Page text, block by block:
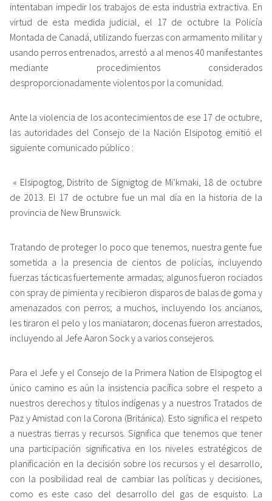
intentaban impedir los trabajos de esta industria extractiva. En
virtud de esta medida judicial, el 17 de octubre la Policía
Montada de Canadá, utilizando fuerzas con armamento militar y
usando perros entrenados, arrestó a al menos 40 manifestantes
mediante procedimientos considerados
desproporcionadamente violentos por la comunidad.
Ante la violencia de los acontecimientos de ese 17 de octubre,
las autoridades del Consejo de la Nación Elsipotog emitió el
siguiente comunicado público :
« Elsipogtog, Distrito de Signigtog de Mi’kmaki, 18 de octubre
de 2013. El 17 de octubre fue un mal día en la historia de la
provincia de New Brunswick.
Tratando de proteger lo poco que tenemos, nuestra gente fue
sometida a la presencia de cientos de policías, incluyendo
fuerzas tácticas fuertemente armadas; algunos fueron rociados
con spray de pimienta y recibieron disparos de balas de goma y
amenazados con perros; a muchos, incluyendo los ancianos,
les tiraron el pelo y los maniataron; docenas fueron arrestados,
incluyendo al Jefe Aaron Sock y a varios consejeros.
Para el Jefe y el Consejo de la Primera Nation de Elsipogtog el
único camino es aún la insistencia pacífica sobre el respeto a
nuestros derechos y títulos indígenas y a nuestros Tratados de
Paz y Amistad con la Corona (Británica). Esto significa el respeto
a nuestras tierras y recursos. Significa que tenemos que tener
una participación significativa en los niveles estratégicos de
planificación en la decisión sobre los recursos y el desarrollo,
con la posibilidad real de cambiar las políticas y decisiones,
como es este caso del desarrollo del gas de esquisto. La